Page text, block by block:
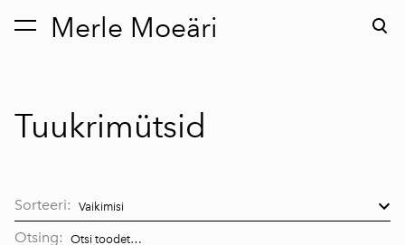
Merle Moeäri
lisati ostukorvi. Vaata ostukorvi
Tuukrimütsid
Sorteeri:
Otsing: